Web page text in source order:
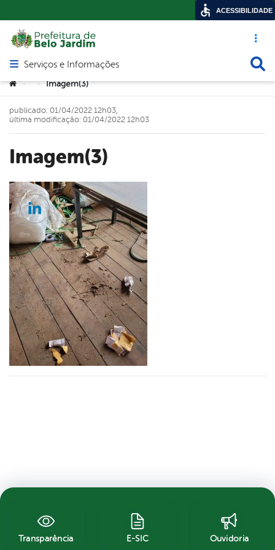
Acesso
Abrir menu principal de navegação
Serviços e Informações
Você está aqui:
> > Imagem(3)
Imagem(3)
publicado: 01/04/2022 12h03,
última modificação: 01/04/2022 12h03
Twitter
Linkedin
Transparência E-SIC Ouvidoria
ACESSIBILIDADE